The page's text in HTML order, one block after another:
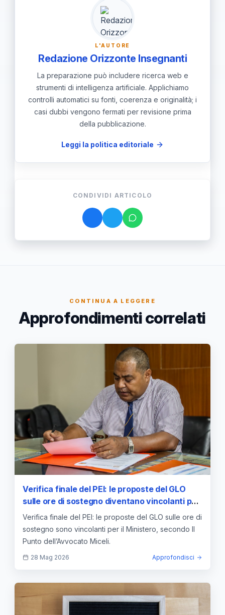
per chiedere verifica; coinvolgere
scuola e Istituzione Scolastica.
L'AUTORE
Redazione Orizzonte Insegnanti
La preparazione può includere ricerca web e
strumenti di intelligenza artificiale. Applichiamo
controlli automatici su fonti, coerenza e originalità; i
casi dubbi vengono fermati per revisione prima
della pubblicazione.
Leggi la politica editoriale
CONDIVIDI ARTICOLO
CONTINUA A LEGGERE
Approfondimenti correlati
Verifica finale del PEI: le proposte del GLO
sulle ore di sostegno diventano vincolanti per
il Ministero
Verifica finale del PEI: le proposte del GLO sulle ore di
sostegno sono vincolanti per il Ministero, secondo Il
Punto dell’Avvocato Miceli.
28 Mag 2026 Approfondisci